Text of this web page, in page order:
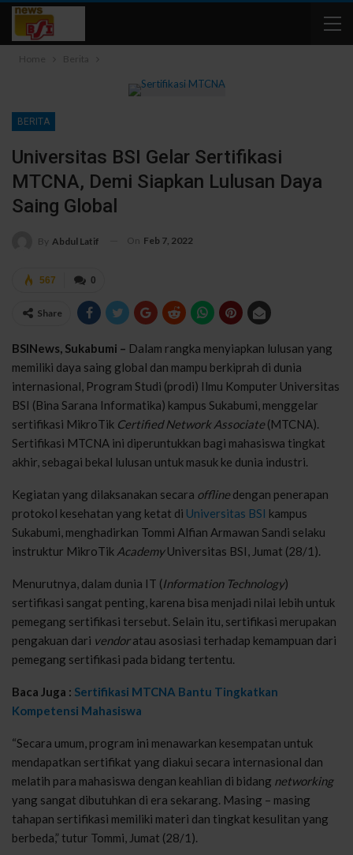
Home Berita
BERITA
Universitas BSI Gelar Sertifikasi
MTCNA, Demi Siapkan Lulusan Daya
Saing Global
By Abdul Latif On Feb 7, 2022
0
567
Share
BSINews, Sukabumi – Dalam rangka menyiapkan lulusan yang
memiliki daya saing global dan mampu berkiprah di dunia
internasional, Program Studi (prodi) Ilmu Komputer Universitas
BSI (Bina Sarana Informatika) kampus Sukabumi, menggelar
sertifikasi MikroTik Certified Network Associate(MTCNA).
Sertifikasi MTCNA ini diperuntukkan bagi mahasiswa tingkat
akhir, sebagai bekal lulusan untuk masuk ke dunia industri.
Kegiatan yang dilaksanakan secara offlinedengan penerapan
protokol kesehatan yang ketat di Universitas BSI kampus
Sukabumi, menghadirkan Tommi Alfian Armawan Sandi selaku
instruktur MikroTik AcademyUniversitas BSI, Jumat (28/1).
Menurutnya, dalam dunia IT (Information Technology)
sertifikasi sangat penting, karena bisa menjadi nilai lebih untuk
pemegang sertifikasi tersebut. Selain itu, sertifikasi merupakan
pengakuan dari vendoratau asosiasi terhadap kemampuan dari
pemegang sertifikasi pada bidang tertentu.
Baca Juga : Sertifikasi MTCNA Bantu Tingkatkan
Kompetensi Mahasiswa
“Secara umum, program ini menawarkan kesempatan untuk
mendapatkan sertifikat yang diakui secara internasional dan
melatih para mahasiswa dengan keahlian di bidang networking
yang sangat dibutuhkan di era sekarang. Masing – masing
tahapan sertifikasi memiliki materi dan tingkat kesulitan yang
berbeda,” tutur Tommi, Jumat (28/1).